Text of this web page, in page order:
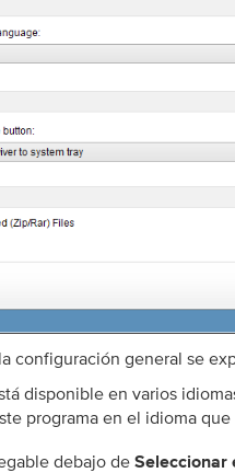
configuración general se
disponible en varios
programa en el idioma
debajo de Seleccionar